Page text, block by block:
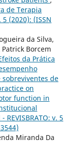
de Terapia
5 (2020): (ISSN
da Silva,
Borcem
da Prática
de
on
function in
v. 5
Miranda Da